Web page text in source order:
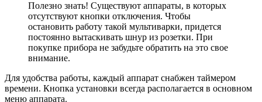
Полезно знать! Существуют аппараты, в которых
отсутствуют кнопки отключения. Чтобы
остановить работу такой мультиварки, придется
постоянно вытаскивать шнур из розетки. При
покупке прибора не забудьте обратить на это свое
внимание.
Для удобства работы, каждый аппарат снабжен таймером
времени. Кнопка установки всегда располагается в основном
меню аппарата.